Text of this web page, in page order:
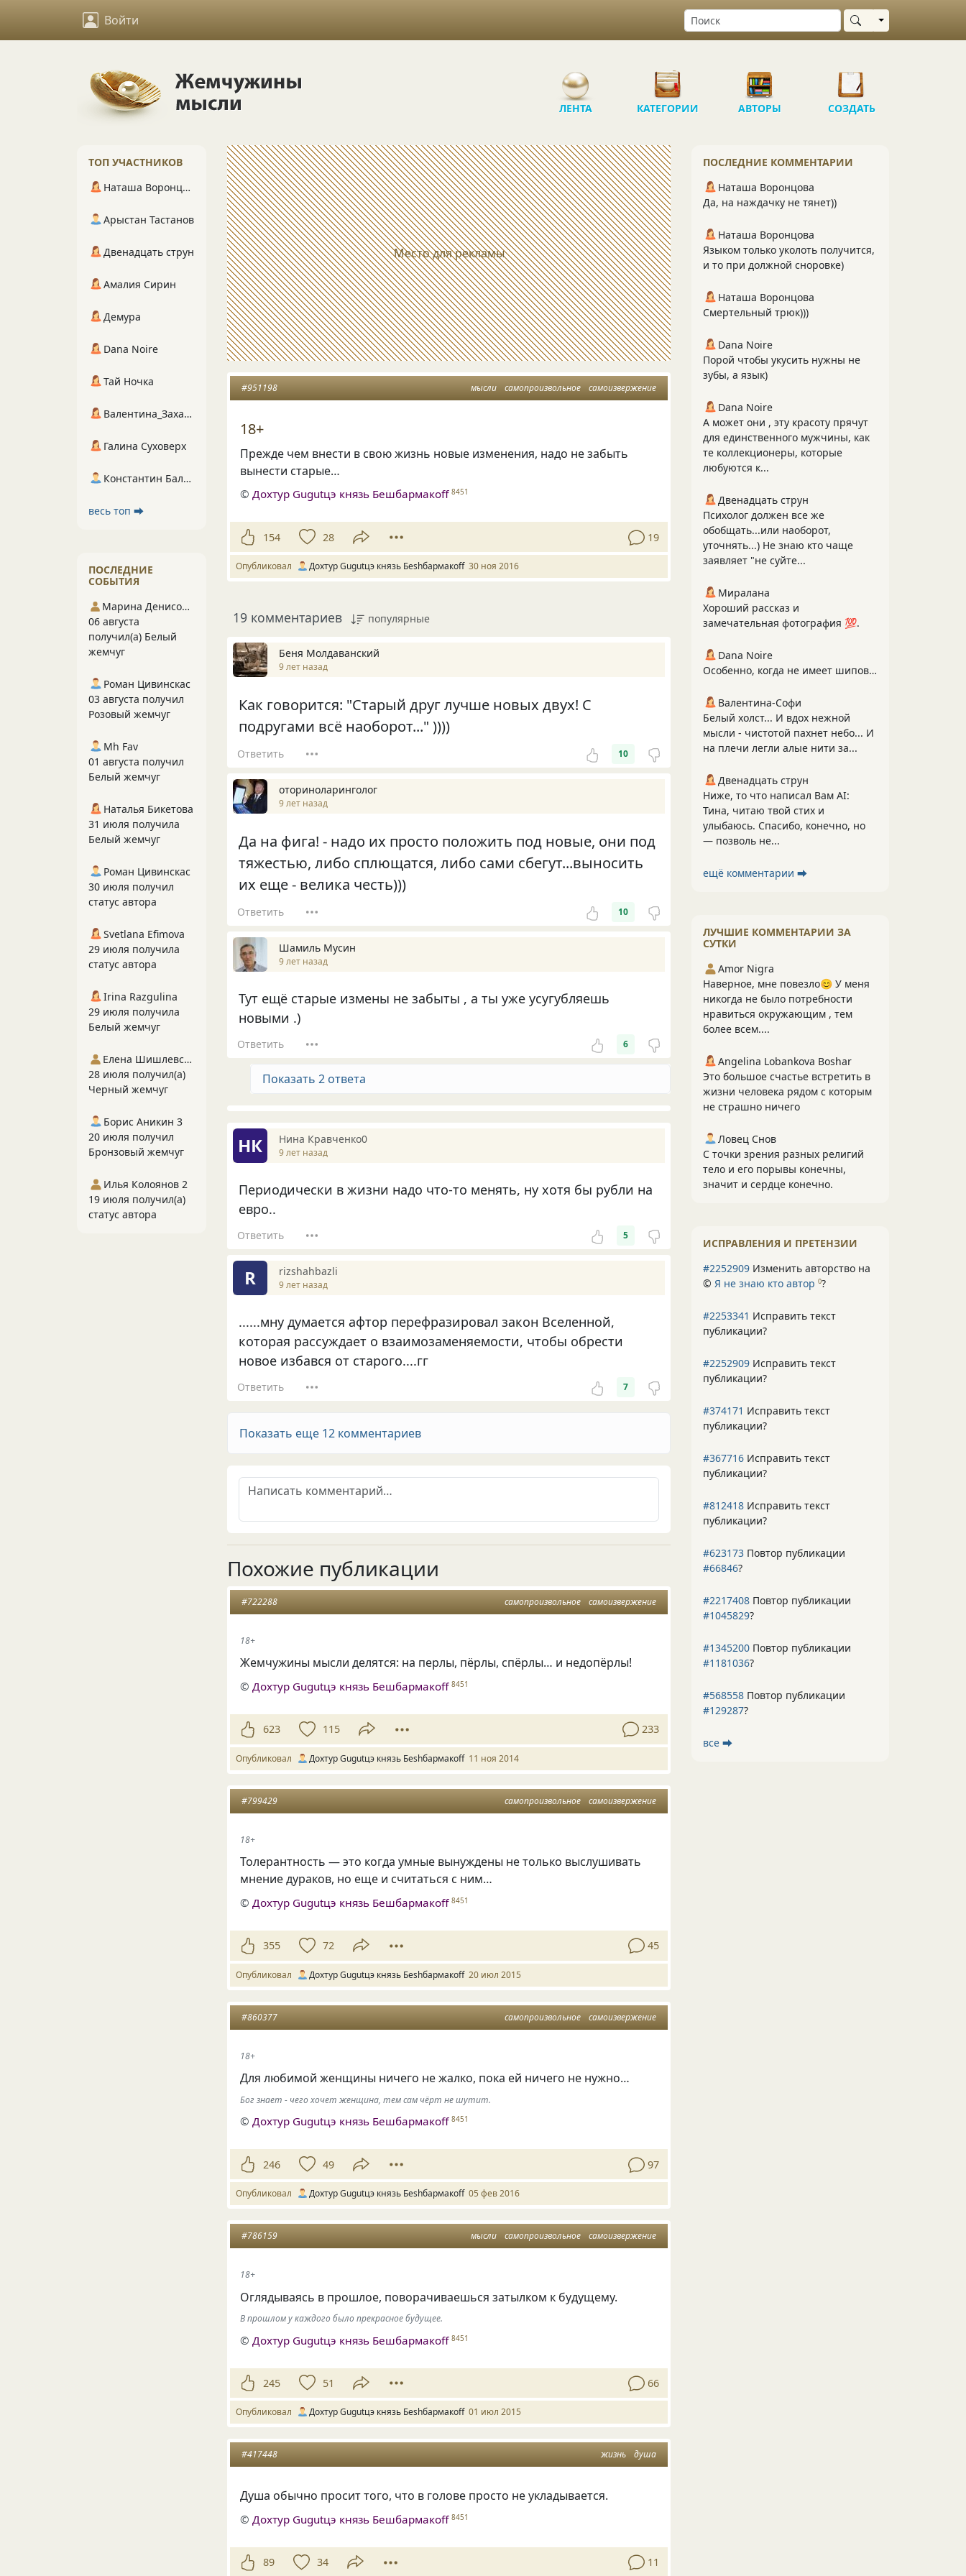
Войти Выбрать область
ЛЕНТА КАТЕГОРИИ АВТОРЫ СОЗДАТЬ
Место для рекламы
мысли самопроизвольное самоизвержение
#951198
18+
Прежде чем внести в свою жизнь новые изменения, надо не забыть
вынести старые…
©Дохтур Gugutцэ князь Бешбармакоff 8451
154 28 19
Опубликовал Дохтур Gugutцэ князь Беshбармакоff 30 ноя 2016
19 комментариев популярные
Беня Молдаванский
9 лет назад
Как говорится: "Старый друг лучше новых двух! С
подругами всё наоборот..." ))))
Ответить 10
оториноларинголог
9 лет назад
Да на фига! - надо их просто положить под новые, они под
тяжестью, либо сплющатся, либо сами сбегут...выносить
их еще - велика честь)))
Ответить 10
Шамиль Мусин
9 лет назад
Тут ещё старые измены не забыты , а ты уже усугубляешь
новыми .)
Ответить 6
Показать 2 ответа
НК Нина Кравченко0
9 лет назад
Периодически в жизни надо что-то менять, ну хотя бы рубли на
евро..
Ответить 5
R rizshahbazli
9 лет назад
......мну думается афтор перефразировал закон Вселенной,
которая рассуждает о взаимозаменяемости, чтобы обрести
новое избався от старого....гг
Ответить 7
Показать еще 12 комментариев
Похожие публикации
самопроизвольное самоизвержение
#722288
18+
Жемчужины мысли делятся: на перлы, пёрлы, спёрлы… и недопёрлы!
©Дохтур Gugutцэ князь Бешбармакоff 8451
623 115 233
Опубликовал Дохтур Gugutцэ князь Беshбармакоff 11 ноя 2014
самопроизвольное самоизвержение
#799429
18+
Толерантность — это когда умные вынуждены не только выслушивать
мнение дураков, но еще и считаться с ним…
© Дохтур Gugutцэ князь Бешбармакоff 8451
355 72 45
Опубликовал Дохтур Gugutцэ князь Беshбармакоff 20 июл 2015
самопроизвольное самоизвержение
#860377
18+
Для любимой женщины ничего не жалко, пока ей ничего не нужно…
Бог знает - чего хочет женщина, тем сам чёрт не шутит.
©Дохтур Gugutцэ князь Бешбармакоff 8451
246 49 97
Опубликовал Дохтур Gugutцэ князь Беshбармакоff 05 фев 2016
мысли самопроизвольное самоизвержение
#786159
18+
Оглядываясь в прошлое, поворачиваешься затылком к будущему.
В прошлом у каждого было прекрасное будущее.
© Дохтур Gugutцэ князь Бешбармакоff 8451
245 51 66
Опубликовал Дохтур Gugutцэ князь Беshбармакоff 01 июл 2015
жизнь душа
#417448
Душа обычно просит того, что в голове просто не укладывается.
©Дохтур Gugutцэ князь Бешбармакоff 8451
89 34 11
ПОСЛЕДНИЕ КОММЕНТАРИИ
Наташа Воронцова
Да, на наждачку не тянет))
Наташа Воронцова
Языком только уколоть получится,
и то при должной сноровке)
Наташа Воронцова
Смертельный трюк)))
Dana Noire
Порой чтобы укусить нужны не
зубы, а язык)
Dana Noire
А может они , эту красоту прячут
для единственного мужчины, как
те коллекционеры, которые
любуются к...
Двенадцать струн
Психолог должен все же
обобщать...или наоборот,
уточнять...) Не знаю кто чаще
заявляет "не суйте...
Миралана
Хороший рассказ и
замечательная фотография 💯.
Dana Noire
Особенно, когда не имеет шипов…
Валентина-Софи
Белый холст... И вдох нежной
мысли - чистотой пахнет небо... И
на плечи легли алые нити за...
Двенадцать струн
Ниже, то что написал Вам АI:
Тина, читаю твой стих и
улыбаюсь. Спасибо, конечно, но
— позволь не...
ещё комментарии ⮕
ЛУЧШИЕ КОММЕНТАРИИ ЗА
СУТКИ
Amor Nigra
Наверное, мне повезло😊 У меня
никогда не было потребности
нравиться окружающим , тем
более всем....
Angelina Lobankova Boshar
Это большое счастье встретить в
жизни человека рядом с которым
не страшно ничего
Ловец Снов
С точки зрения разных религий
тело и его порывы конечны,
значит и сердце конечно.
ИСПРАВЛЕНИЯ И ПРЕТЕНЗИИ
#2252909 Изменить авторство на
© Я не знаю кто автор 0?
#2253341 Исправить текст
публикации?
#2252909 Исправить текст
публикации?
#374171 Исправить текст
публикации?
#367716 Исправить текст
публикации?
#812418 Исправить текст
публикации?
#623173 Повтор публикации
#66846?
#2217408 Повтор публикации
#1045829?
#1345200 Повтор публикации
#1181036?
#568558 Повтор публикации
#129287?
все ⮕
ТОП УЧАСТНИКОВ
Наташа Воронцова
Арыстан Тастанов
Двенадцать струн
Амалия Сирин
Демура
Dana Noire
Тай Ночка
Валентина_Захарова
Галина Суховерх
Константин Балухта
весь топ ⮕
ПОСЛЕДНИЕ
СОБЫТИЯ
Марина Денисова 5
06 августа
получил(а) Белый
жемчуг
Роман Цивинскас
03 августа получил
Розовый жемчуг
Mh Fav
01 августа получил
Белый жемчуг
Наталья Бикетова
31 июля получила
Белый жемчуг
Роман Цивинскас
30 июля получил
статус автора
Svetlana Efimova
29 июля получила
статус автора
Irina Razgulina
29 июля получила
Белый жемчуг
Елена Шишлевская
28 июля получил(а)
Черный жемчуг
Борис Аникин 3
20 июля получил
Бронзовый жемчуг
Илья Колоянов 2
19 июля получил(а)
статус автора